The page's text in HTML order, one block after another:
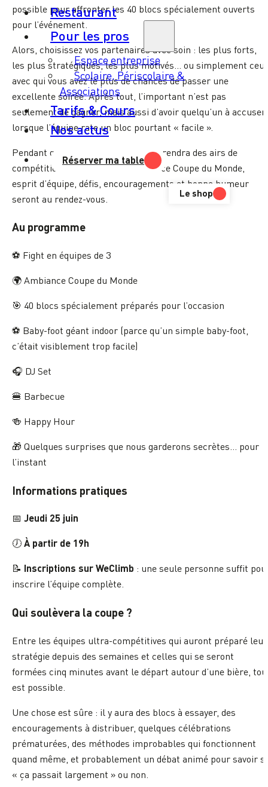
Restaurant
Pour les pros
Espace entreprise
Scolaire, Périscolaire &
Associations
Tarifs & Cours
Nos actus
Réserver ma table
Le shop
possible pour affronter les 40 blocs spécialement ouverts
pour l’événement.
Alors, choisissez vos partenaires avec soin : les plus forts,
les plus stratégiques, les plus motivés… ou simplement
avec qui vous avez le plus de chances de passer une
excellente soirée. Après tout, l’important n’est pas
seulement de gagner, mais aussi d’avoir quelqu’un à accuser
lorsque l’équipe rate un bloc pourtant « facile ».
Pendant quelques heures, la salle prendra des airs de
compétition internationale. Ambiance Coupe du Monde,
esprit d’équipe, défis, encouragements et bonne humeur
seront au rendez-vous.
Au programme
⚽ Fight en équipes de 3
🌍 Ambiance Coupe du Monde
🎯 40 blocs spécialement préparés pour l’occasion
⚽ Baby-foot géant indoor (parce qu’un simple baby-foot,
c’était visiblement trop facile)
🎧 DJ Set
🍔 Barbecue
🍻 Happy Hour
🎁 Quelques surprises que nous garderons secrètes… pour
l’instant
Informations pratiques
📅 Jeudi 25 juin
🕖À partir de 19h
📝 Inscriptions sur WeClimb : une seule personne suffit
inscrire l’équipe complète.
Qui soulèvera la coupe ?
Entre les équipes ultra-compétitives qui auront préparé leur
stratégie depuis des semaines et celles qui se seront
formées cinq minutes avant le départ autour d’une bière,
est possible.
Une chose est sûre : il y aura des blocs à essayer, des
encouragements à distribuer, quelques célébrations
prématurées, des méthodes improbables qui fonctionnent
quand même, et probablement un débat animé pour savoir si
« ça passait largement » ou non.